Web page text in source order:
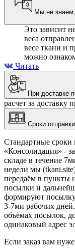
Мы не знаем, сколько будет стоить доставка конкретного
Это зависит
веса
весе ткани и
можно
Читать
При доставке
расчет за доставку
Сроки
Стандартные сроки
«Консолидация» -
складе в течение
недели мы
передаём в пункты
посылки и
формируют
3-7ми рабочих
объёмах посылок,
одинаковый адрес
Если заказ вам